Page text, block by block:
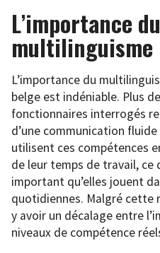
L’importance du
multilinguisme
L’importance du
belge est indéniable. Plus
fonctionnaires interrogés
d’une communication
utilisent ces compétences
de leur temps de travail, ce
important qu’elles jouent
quotidiennes. Malgré cette
y avoir un décalage entre
niveaux de compétence